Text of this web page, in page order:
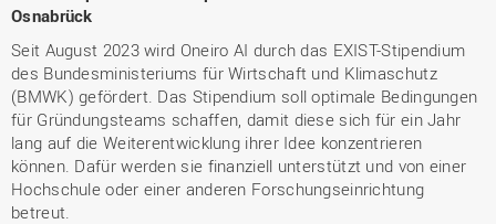
Osnabrück
Seit August 2023 wird Oneiro AI durch das EXIST-Stipendium
des Bundesministeriums für Wirtschaft und Klimaschutz
(BMWK) gefördert. Das Stipendium soll optimale Bedingungen
für Gründungsteams schaffen, damit diese sich für ein Jahr
lang auf die Weiterentwicklung ihrer Idee konzentrieren
können. Dafür werden sie finanziell unterstützt und von einer
Hochschule oder einer anderen Forschungseinrichtung
betreut.